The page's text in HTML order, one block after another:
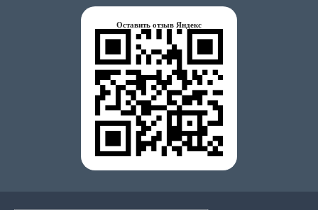
Оставить отзыв Яндекс